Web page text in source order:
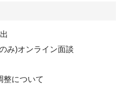
み)オンライン面談
について